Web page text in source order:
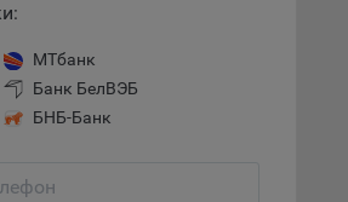
МТбанк
Банк БелВЭБ
БНБ-Банк